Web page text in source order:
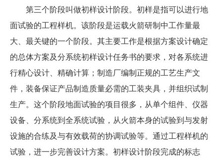
第三个阶段叫做初样设计阶段。初样是指可以进行地
面试验的工程样机。该阶段是运载火箭研制中工作量最
大、最关键的一个阶段。其主要工作是根据方案设计确定
的总体方案及分系统初样设计任务书的要求，对各系统进
行精心设计、精确计算；制造厂编制正规的工艺生产文
件，装备保证产品制造质量必需的工装夹具，并组织试制
生产。这个阶段地面试验的项目很多，从单个组件、仪器
设备、分系统到全系统试验，从火箭本身的试验到与发射
设施的合练及与有效载荷的协调试验等。通过工程样机的
试验，进一步完善设计方案。初样设计阶段完成的标志